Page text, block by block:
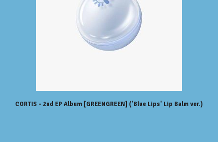
CORTIS - 2nd EP Album [GREENGREEN] ('Blue Lips' Lip Balm ver.)